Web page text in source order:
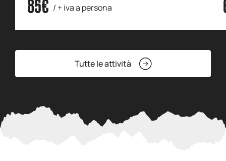
85€ / + iva a persona
Tutte le attività